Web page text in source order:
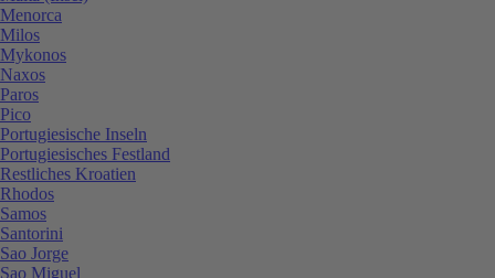
Menorca
Milos
Mykonos
Naxos
Paros
Pico
Portugiesische Inseln
Portugiesisches Festland
Restliches Kroatien
Rhodos
Samos
Santorini
Sao Jorge
Sao Miguel